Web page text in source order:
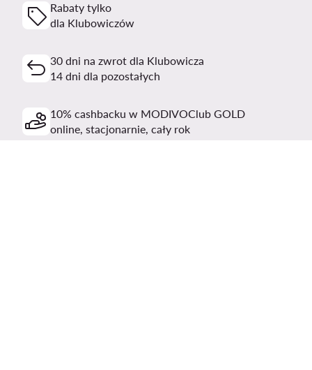
Rabaty tylko
dla Klubowiczów
30 dni na zwrot dla Klubowicza
14 dni dla pozostałych
10% cashbacku w MODIVOClub GOLD
online, stacjonarnie, cały rok